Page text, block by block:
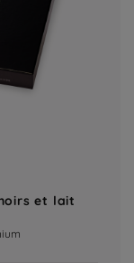
et lait